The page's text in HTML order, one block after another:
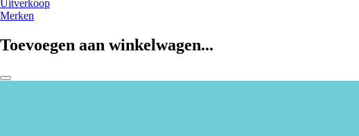
Uitverkoop
Merken
Toevoegen aan winkelwagen...